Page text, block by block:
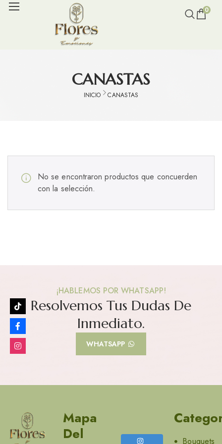
0
CANASTAS
INICIO CANASTAS
No se encontraron productos que concuerden
con la selección.
¡HABLEMOS POR WHATSAPP!
Resolvemos Tus Dudas De
Inmediato.
WHATSAPP
Mapa
Del
Bouquets